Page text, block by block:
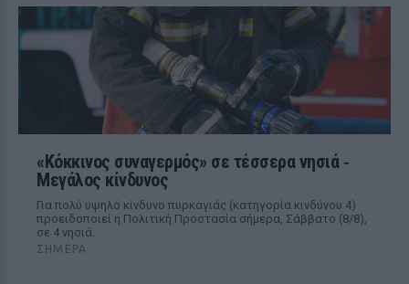
«Κόκκινος συναγερμός» σε τέσσερα νησιά ‑
Μεγάλος κίνδυνος
Για πολύ υψηλό κίνδυνο πυρκαγιάς (κατηγορία κινδύνου 4)
προειδοποιεί η Πολιτική Προστασία σήμερα, Σάββατο (8/8),
σε 4 νησιά.
ΣΉΜΕΡΑ